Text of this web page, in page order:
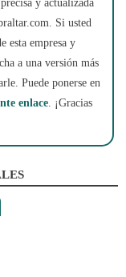
y actualizada
Si usted
esta empresa y
a una versión más
Puede ponerse en
enlace. ¡Gracias